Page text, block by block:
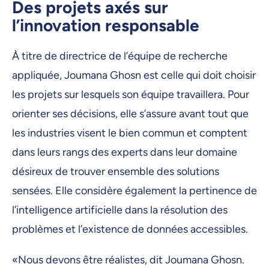
Des projets axés sur
l’innovation responsable
À titre de directrice de l’équipe de recherche
appliquée, Joumana Ghosn est celle qui doit choisir
les projets sur lesquels son équipe travaillera. Pour
orienter ses décisions, elle s’assure avant tout que
les industries visent le bien commun et comptent
dans leurs rangs des experts dans leur domaine
désireux de trouver ensemble des solutions
sensées. Elle considère également la pertinence de
l’intelligence artificielle dans la résolution des
problèmes et l’existence de données accessibles.
«Nous devons être réalistes, dit Joumana Ghosn.